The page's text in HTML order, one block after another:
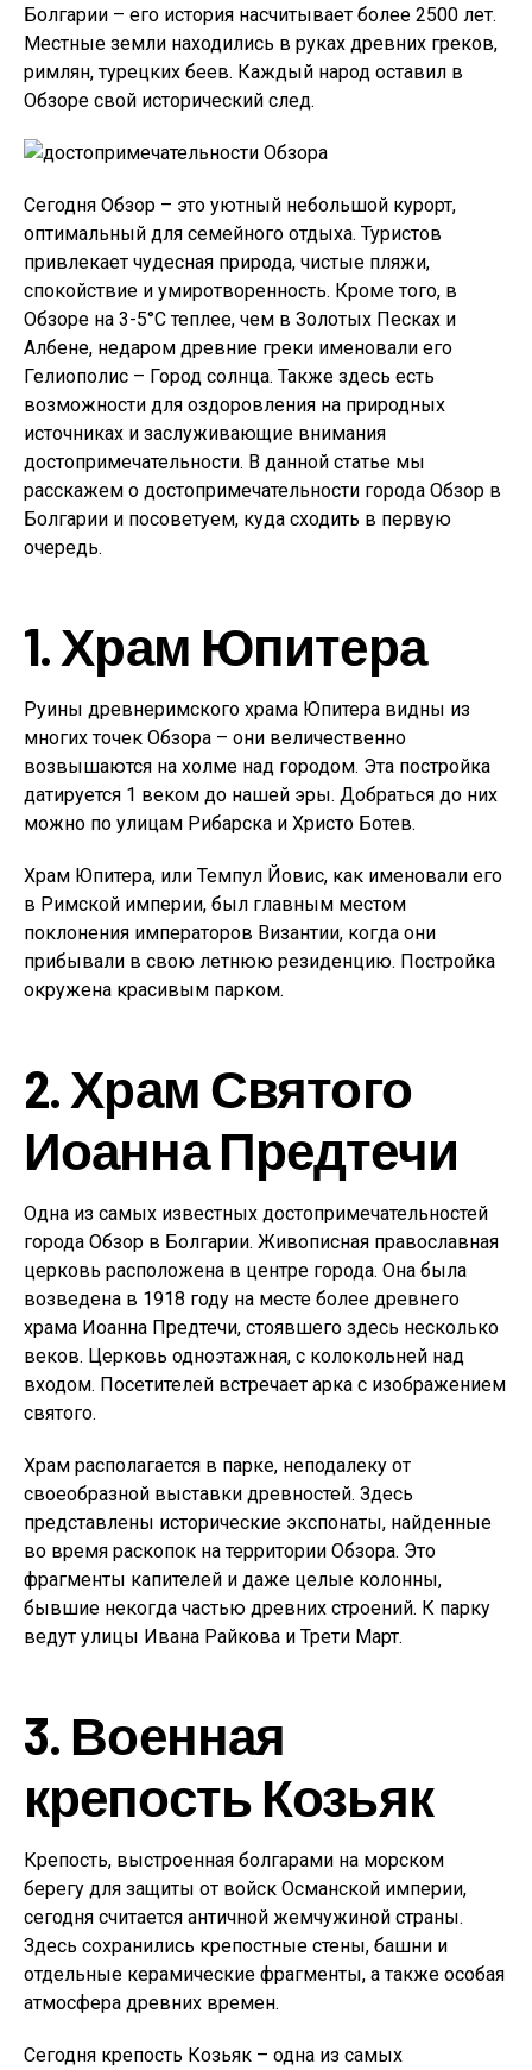
Болгарии – его история насчитывает более 2500 лет.
Местные земли находились в руках древних греков,
римлян, турецких беев. Каждый народ оставил в
Обзоре свой исторический след.
Сегодня Обзор – это уютный небольшой курорт,
оптимальный для семейного отдыха. Туристов
привлекает чудесная природа, чистые пляжи,
спокойствие и умиротворенность. Кроме того, в
Обзоре на 3-5°С теплее, чем в Золотых Песках и
Албене, недаром древние греки именовали его
Гелиополис – Город солнца. Также здесь есть
возможности для оздоровления на природных
источниках и заслуживающие внимания
достопримечательности. В данной статье мы
расскажем о достопримечательности города Обзор в
Болгарии и посоветуем, куда сходить в первую
очередь.
1. Храм Юпитера
Руины древнеримского храма Юпитера видны из
многих точек Обзора – они величественно
возвышаются на холме над городом. Эта постройка
датируется 1 веком до нашей эры. Добраться до них
можно по улицам Рибарска и Христо Ботев.
Храм Юпитера, или Темпул Йовис, как именовали его
в Римской империи, был главным местом
поклонения императоров Византии, когда они
прибывали в свою летнюю резиденцию. Постройка
окружена красивым парком.
2. Храм Святого
Иоанна Предтечи
Одна из самых известных достопримечательностей
города Обзор в Болгарии. Живописная православная
церковь расположена в центре города. Она была
возведена в 1918 году на месте более древнего
храма Иоанна Предтечи, стоявшего здесь несколько
веков. Церковь одноэтажная, с колокольней над
входом. Посетителей встречает арка с изображением
святого.
Храм располагается в парке, неподалеку от
своеобразной выставки древностей. Здесь
представлены исторические экспонаты, найденные
во время раскопок на территории Обзора. Это
фрагменты капителей и даже целые колонны,
бывшие некогда частью древних строений. К парку
ведут улицы Ивана Райкова и Трети Март.
3. Военная
крепость Козьяк
Крепость, выстроенная болгарами на морском
берегу для защиты от войск Османской империи,
сегодня считается античной жемчужиной страны.
Здесь сохранились крепостные стены, башни и
отдельные керамические фрагменты, а также особая
атмосфера древних времен.
Сегодня крепость Козьяк – одна из самых